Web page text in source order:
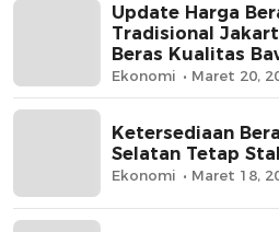
Update Harga
Tradisional
Beras Kualitas
Ekonomi Maret 20,
Ketersediaan
Selatan Tetap
Ekonomi Maret 18,